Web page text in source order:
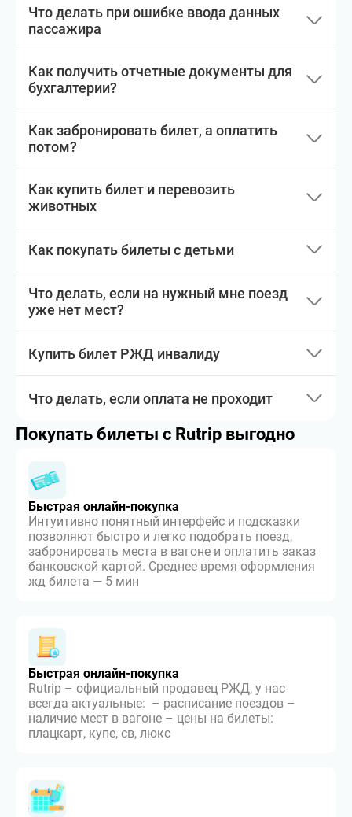
Что делать при ошибке ввода данных
пассажира
Как получить отчетные документы для
бухгалтерии?
Как забронировать билет, а оплатить
потом?
Как купить билет и перевозить
животных
Как покупать билеты с детьми
Что делать, если на нужный мне поезд
уже нет мест?
Купить билет РЖД инвалиду
Что делать, если оплата не проходит
Покупать билеты с Rutrip выгодно
Быстрая онлайн-покупка
Интуитивно понятный интерфейс и подсказки
позволяют быстро и легко подобрать поезд,
забронировать места в вагоне и оплатить заказ
банковской картой. Среднее время оформления
жд билета — 5 мин
Быстрая онлайн-покупка
Rutrip – официальный продавец РЖД, у нас
всегда актуальные: – расписание поездов –
наличие мест в вагоне – цены на билеты:
плацкарт, купе, св, люкс